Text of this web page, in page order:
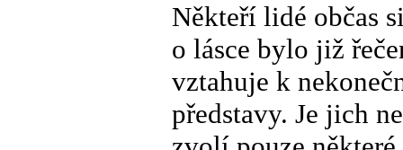
Někteří lidé občas
o lásce bylo již
vztahuje k
představy. Je jich